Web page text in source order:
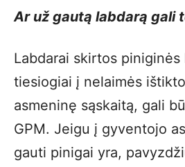
Ar už gautą labdarą gali
Labdarai skirtos
tiesiogiai į nelaimės
asmeninę sąskaitą, gali
GPM. Jeigu į gyventojo
gauti pinigai yra,